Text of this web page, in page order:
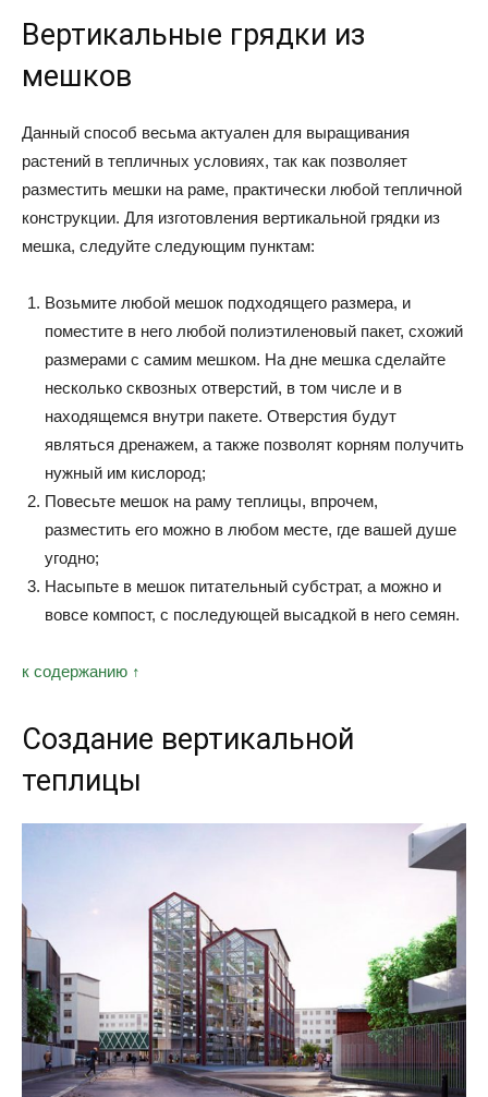
Вертикальные грядки из
мешков
Данный способ весьма актуален для выращивания
растений в тепличных условиях, так как позволяет
разместить мешки на раме, практически любой тепличной
конструкции. Для изготовления вертикальной грядки из
мешка, следуйте следующим пунктам:
Возьмите любой мешок подходящего размера, и
поместите в него любой полиэтиленовый пакет, схожий
размерами с самим мешком. На дне мешка сделайте
несколько сквозных отверстий, в том числе и в
находящемся внутри пакете. Отверстия будут
являться дренажем, а также позволят корням получить
нужный им кислород;
Повесьте мешок на раму теплицы, впрочем,
разместить его можно в любом месте, где вашей душе
угодно;
Насыпьте в мешок питательный субстрат, а можно и
вовсе компост, с последующей высадкой в него семян.
к содержанию ↑
Создание вертикальной
теплицы